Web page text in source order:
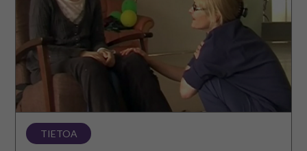
Saavutettavuus
På svenska
TIETOA